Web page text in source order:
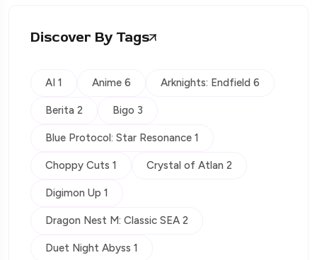
Discover By Tags
AI 1 Anime 6 Arknights: Endfield 6
Berita 2 Bigo 3
Blue Protocol: Star Resonance 1
Choppy Cuts 1 Crystal of Atlan 2
Digimon Up 1
Dragon Nest M: Classic SEA 2
Duet Night Abyss 1